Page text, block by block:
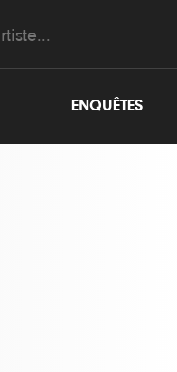
ENQUÊTES